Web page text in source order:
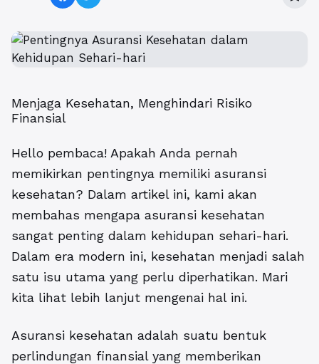
Menjaga Kesehatan, Menghindari Risiko
Finansial
Hello pembaca! Apakah Anda pernah
memikirkan pentingnya memiliki asuransi
kesehatan? Dalam artikel ini, kami akan
membahas mengapa asuransi kesehatan
sangat penting dalam kehidupan sehari-hari.
Dalam era modern ini, kesehatan menjadi salah
satu isu utama yang perlu diperhatikan. Mari
kita lihat lebih lanjut mengenai hal ini.
Asuransi kesehatan adalah suatu bentuk
perlindungan finansial yang memberikan